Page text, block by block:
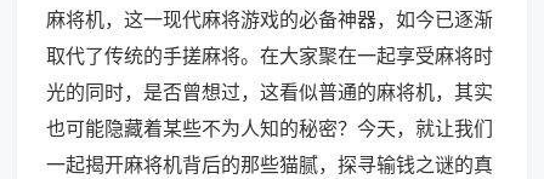
麻将机，这一现代麻将游戏的必备神器，如今已逐渐
取代了传统的手搓麻将。在大家聚在一起享受麻将时
光的同时，是否曾想过，这看似普通的麻将机，其实
也可能隐藏着某些不为人知的秘密？今天，就让我们
一起揭开麻将机背后的那些猫腻，探寻输钱之谜的真